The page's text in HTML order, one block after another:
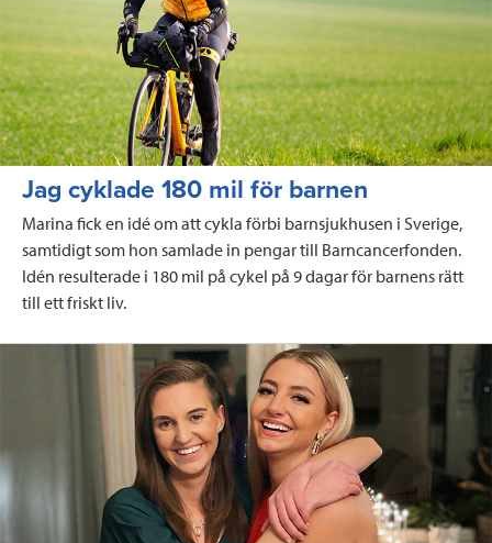
Jag cyklade 180 mil för barnen
Marina fick en idé om att cykla förbi barnsjukhusen i Sverige,
samtidigt som hon samlade in pengar till Barncancerfonden.
Idén resulterade i 180 mil på cykel på 9 dagar för barnens rätt
till ett friskt liv.